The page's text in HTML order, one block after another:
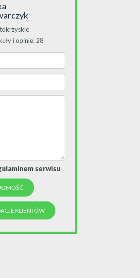
i opinie: 28
serwisu
KLIENTÓW